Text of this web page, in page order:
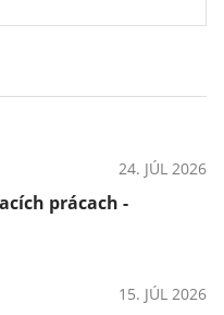
24. JÚL 2026
prácach -
15. JÚL 2026